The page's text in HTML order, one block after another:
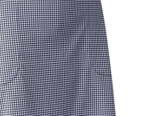
Golfschläger
Bekleidung
Handschuhe